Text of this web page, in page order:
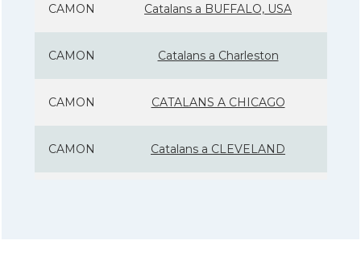
CAMON Catalans a BUFFALO, USA
CAMON Catalans a Charleston
CAMON CATALANS A CHICAGO
CAMON Catalans a CLEVELAND